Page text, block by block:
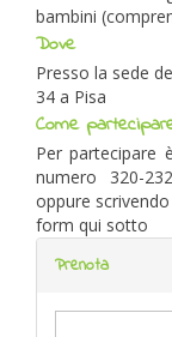
bambini
Dove
Presso la sede
34 a Pisa
Come
Per partecipare
numero 320-
oppure
form qui sotto
Prenota